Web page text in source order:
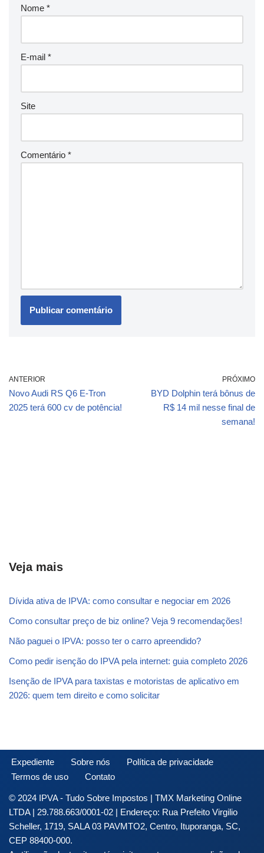
Nome *
E-mail *
Site
Comentário *
ANTERIOR
Novo Audi RS Q6 E-Tron
2025 terá 600 cv de potência!
PRÓXIMO
BYD Dolphin terá bônus de
R$ 14 mil nesse final de
semana!
Veja mais
Dívida ativa de IPVA: como consultar e negociar em 2026
Como consultar preço de biz online? Veja 9 recomendações!
Não paguei o IPVA: posso ter o carro apreendido?
Como pedir isenção do IPVA pela internet: guia completo 2026
Isenção de IPVA para taxistas e motoristas de aplicativo em
2026: quem tem direito e como solicitar
Expediente Sobre nós
Política de privacidade
Termos de uso
Contato
© 2024 IPVA - Tudo Sobre Impostos | TMX Marketing Online
LTDA | 29.788.663/0001-02 | Endereço: Rua Prefeito Virgilio
Scheller, 1719, SALA 03 PAVMTO2, Centro, Ituporanga, SC,
CEP 88400-000.